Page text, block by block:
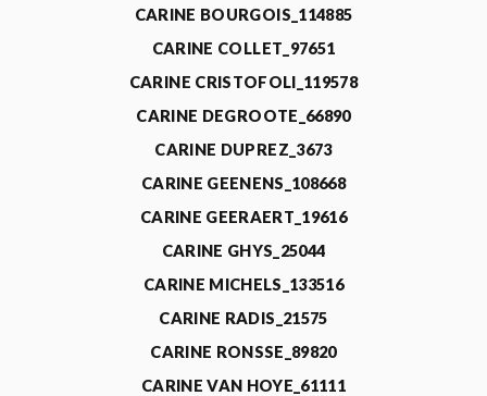
CARINE BOURGOIS_114885
CARINE COLLET_97651
CARINE CRISTOFOLI_119578
CARINE DEGROOTE_66890
CARINE DUPREZ_3673
CARINE GEENENS_108668
CARINE GEERAERT_19616
CARINE GHYS_25044
CARINE MICHELS_133516
CARINE RADIS_21575
CARINE RONSSE_89820
CARINE VAN HOYE_61111